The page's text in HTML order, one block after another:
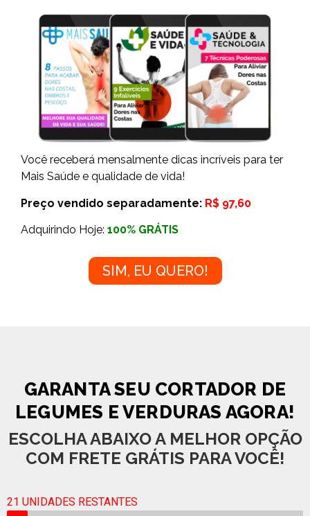
Você receberá mensalmente dicas incríveis para ter
Mais Saúde e qualidade de vida!
Preço vendido separadamente: R$ 97,60
Adquirindo Hoje: 100% GRÁTIS
SIM, EU QUERO!
GARANTA SEU CORTADOR DE
LEGUMES E VERDURAS AGORA!
ESCOLHA ABAIXO A MELHOR OPÇÃO
COM FRETE GRÁTIS PARA VOCÊ!
21 UNIDADES RESTANTES